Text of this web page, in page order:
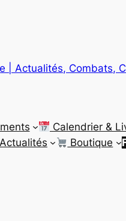
| Actualités, Combats,
Calendrier &
Actualités
Boutique